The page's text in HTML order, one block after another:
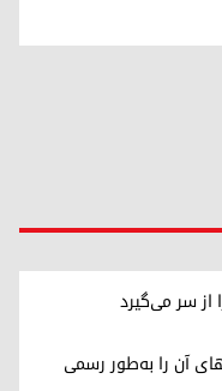
از سر می‌گیرد
آن را به‌طور رسمی